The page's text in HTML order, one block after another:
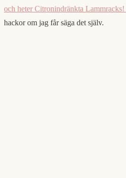
och heter Citronindränkta Lammracks!
hackor om jag får säga det själv.